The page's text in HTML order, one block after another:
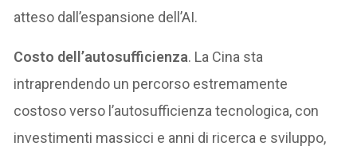
atteso dall’espansione dell’AI.
Costo dell’autosufficienza. La Cina sta
intraprendendo un percorso estremamente
costoso verso l’autosufficienza tecnologica, con
investimenti massicci e anni di ricerca e sviluppo,